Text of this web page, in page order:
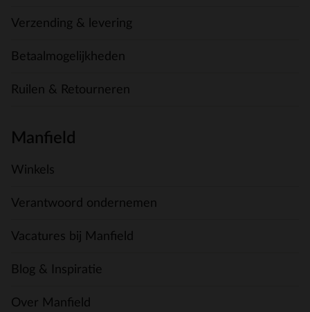
Verzending & levering
Betaalmogelijkheden
Ruilen & Retourneren
Manfield
Winkels
Verantwoord ondernemen
Vacatures bij Manfield
Blog & Inspiratie
Over Manfield